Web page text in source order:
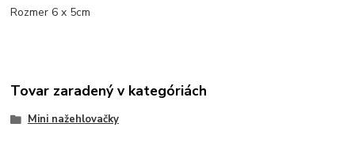
Rozmer 6 x 5cm
Tovar zaradený v kategóriách
Mini nažehlovačky